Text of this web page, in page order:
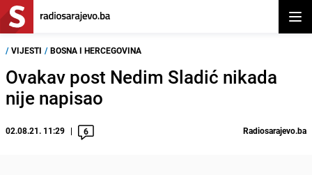
/ VIJESTI / BOSNA I HERCEGOVINA
Ovakav post Nedim Sladić nikada
nije napisao
02.08.21. 11:29 6 Radiosarajevo.ba